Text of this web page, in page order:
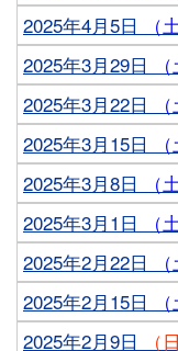
2025年4月5日
（
2025年3月29日
2025年3月22日
2025年3月15日
2025年3月8日
（
2025年3月1日
（
2025年2月22日
2025年2月15日
2025年2月9日
（